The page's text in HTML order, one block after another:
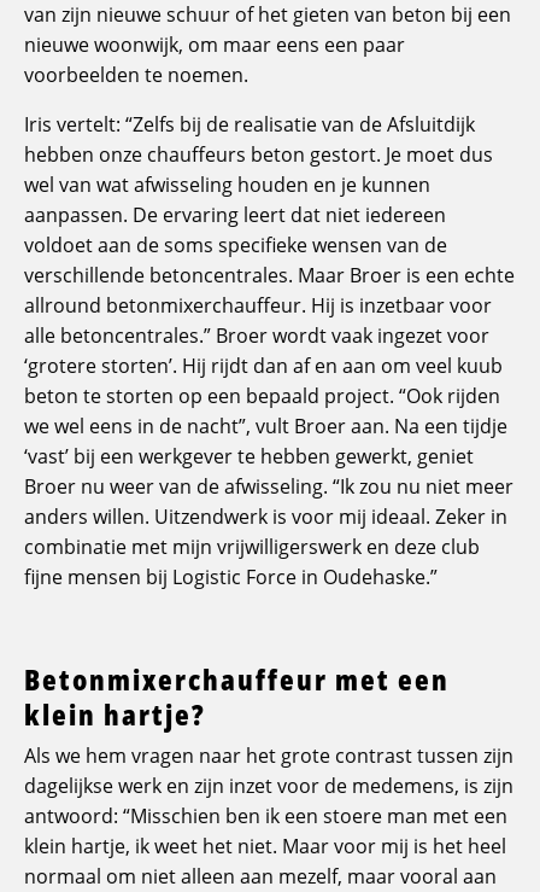
van zijn nieuwe schuur of het gieten van beton bij een
nieuwe woonwijk, om maar eens een paar
voorbeelden te noemen.
Iris vertelt: “Zelfs bij de realisatie van de Afsluitdijk
hebben onze chauffeurs beton gestort. Je moet dus
wel van wat afwisseling houden en je kunnen
aanpassen. De ervaring leert dat niet iedereen
voldoet aan de soms specifieke wensen van de
verschillende betoncentrales. Maar Broer is een echte
allround betonmixerchauffeur. Hij is inzetbaar voor
alle betoncentrales.” Broer wordt vaak ingezet voor
‘grotere storten’. Hij rijdt dan af en aan om veel kuub
beton te storten op een bepaald project. “Ook rijden
we wel eens in de nacht”, vult Broer aan. Na een tijdje
‘vast’ bij een werkgever te hebben gewerkt, geniet
Broer nu weer van de afwisseling. “Ik zou nu niet meer
anders willen. Uitzendwerk is voor mij ideaal. Zeker in
combinatie met mijn vrijwilligerswerk en deze club
fijne mensen bij Logistic Force in Oudehaske.”
Betonmixerchauffeur met een
klein hartje?
Als we hem vragen naar het grote contrast tussen zijn
dagelijkse werk en zijn inzet voor de medemens, is zijn
antwoord: “Misschien ben ik een stoere man met een
klein hartje, ik weet het niet. Maar voor mij is het heel
normaal om niet alleen aan mezelf, maar vooral aan